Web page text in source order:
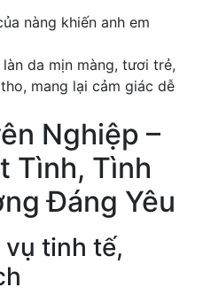
nàng khiến anh em
da mịn màng, tươi trẻ,
mang lại cảm giác dễ
Nghiệp –
Tình, Tình
Đáng Yêu
tinh tế,